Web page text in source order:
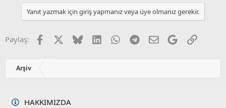
Yanıt yazmak için giriş yapmanız veya üye olmanız gerekir.
Paylaş: Facebook BlueskyLinkedInWhatsApp
Telegram
E-postaGoogleLink
Arşiv
HAKKIMIZDA